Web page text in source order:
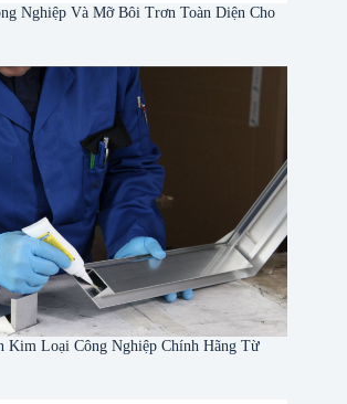
Nghiệp Và Mỡ Bôi Trơn Toàn Diện Cho
Kim Loại Công Nghiệp Chính Hãng Từ